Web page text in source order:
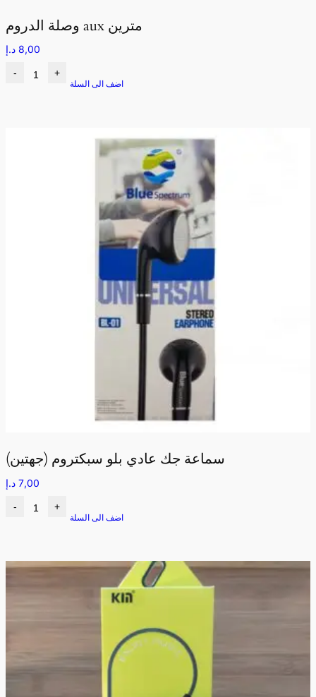
وصلة الدروم aux مترين
8,00 د.إ
- +
اضف الى السلة
سماعة جك عادي بلو سبكتروم (جهتين)
7,00 د.إ
- +
اضف الى السلة